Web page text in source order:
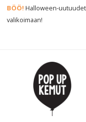
BÖÖ!Halloween-
valikoimaan!